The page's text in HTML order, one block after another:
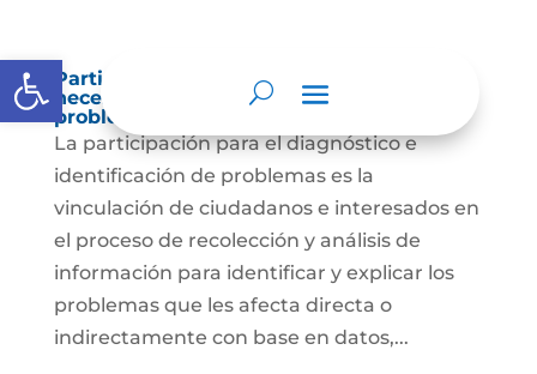
Abrir barra de herramientas
Participación para el diagnóstico de
necesidades e identificación de
problemas.
La participación para el diagnóstico e
identificación de problemas es la
vinculación de ciudadanos e interesados en
el proceso de recolección y análisis de
información para identificar y explicar los
problemas que les afecta directa o
indirectamente con base en datos,...